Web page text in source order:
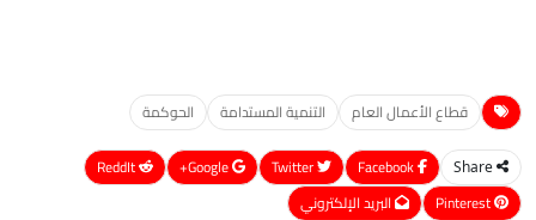
قطاع الأعمال العام التنمية المستدامة الحوكمة
Share
Google+
ReddIt
Pinterest
البريد الإلكتروني